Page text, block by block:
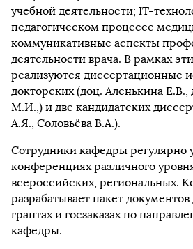
учебной деятельности; IT-
педагогическом процессе
коммуникативные аспекты
деятельности врача. В рамках
реализуются диссертационные
докторских (доц. Аленькина Е.В.,
М.И.,) и две кандидатских
А.Я., Соловьёва В.А.).
Сотрудники кафедры регулярно
конференциях различного
всероссийских, региональных.
разрабатывает пакет документов
грантах и госзаказах по
кафедры.